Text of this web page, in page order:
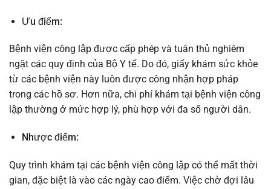
Ưu điểm:
Bệnh viện công lập được cấp phép và tuân thủ nghiêm
ngặt các quy định của Bộ Y tế. Do đó, giấy khám sức khỏe
từ các bệnh viện này luôn được công nhận hợp pháp
trong các hồ sơ. Hơn nữa, chi phí khám tại bệnh viện công
lập thường ở mức hợp lý, phù hợp với đa số người dân.
Nhược điểm:
Quy trình khám tại các bệnh viện công lập có thể mất thời
gian, đặc biệt là vào các ngày cao điểm. Việc chờ đợi lâu